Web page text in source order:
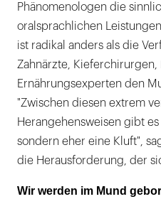
Phänomenologen die
oralsprachlichen
ist radikal anders als die
Zahnärzte,
Ernährungsexperten den
"Zwischen diesen extrem
Herangehensweisen gibt
sondern eher eine Kluft",
die Herausforderung, der
Wir werden im Mund